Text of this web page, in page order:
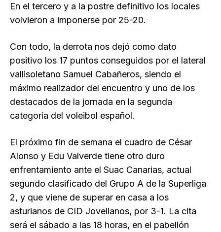
En el tercero y a la postre definitivo los locales
volvieron a imponerse por 25-20.
Con todo, la derrota nos dejó como dato
positivo los 17 puntos conseguidos por el lateral
vallisoletano Samuel Cabañeros, siendo el
máximo realizador del encuentro y uno de los
destacados de la jornada en la segunda
categoría del voleibol español.
El próximo fin de semana el cuadro de César
Alonso y Edu Valverde tiene otro duro
enfrentamiento ante el Suac Canarias, actual
segundo clasificado del Grupo A de la Superliga
2, y que viene de superar en casa a los
asturianos de CID Jovellanos, por 3-1. La cita
será el sábado a las 18 horas, en el pabellón